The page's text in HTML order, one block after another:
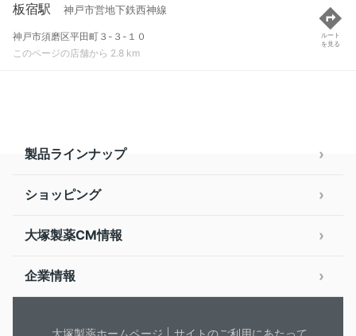
板宿駅 神戸市営地下鉄西神線
神戸市須磨区平田町３-３-１０
このページの店舗から 2.8 km
ルート
を見る
製品ラインナップ
ショッピング
大塚製薬CM情報
企業情報